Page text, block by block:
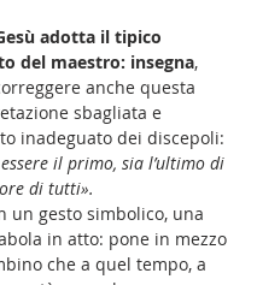
adotta il tipico
del maestro: insegna,
anche questa
sbagliata e
inadeguato dei discepoli:
il primo, sia l’ultimo di
di tutti».
un gesto simbolico, una
in atto: pone in mezzo
che a quel tempo, a